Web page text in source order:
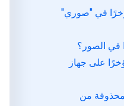
في "صوري"
في الصور؟
على جهاز
من